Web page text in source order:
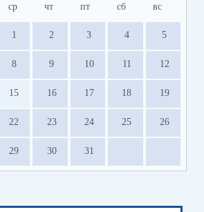
ср чт пт сб вс
1 2 3 4 5
8 9 10 11 12
15 16 17 18 19
22 23 24 25 26
29 30 31